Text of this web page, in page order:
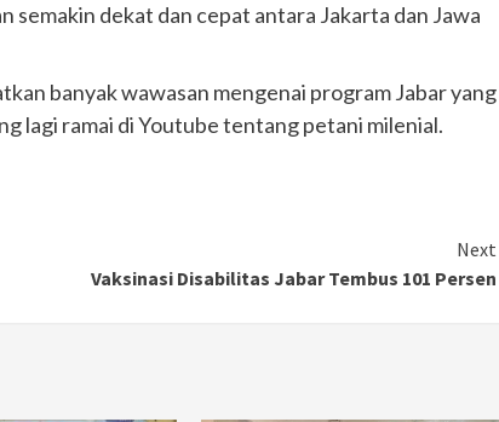
semakin dekat dan cepat antara Jakarta dan Jawa
banyak wawasan mengenai program Jabar yang
lagi ramai di Youtube tentang petani milenial.
Next
Vaksinasi Disabilitas Jabar Tembus 101 Persen
Ducati Collezione 100 Debut di
Mugello, Usung 10 Desain Bersejarah
Collezione 100, sebuah koleksi motor edisi
terbatas yang mengangkat kembali sejumlah